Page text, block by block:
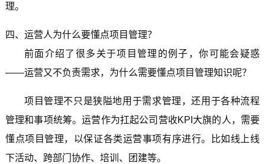
理。
四、运营人为什么要懂点项目管理？
前面介绍了很多关于项目管理的例子，你可能会疑惑
——运营又不负责需求，为什么需要懂点项目管理知识呢？
项目管理不只是狭隘地用于需求管理，还用于各种流程
管理和事项统筹。运营作为扛起公司营收KPI大旗的人，需要
懂点项目管理，以保证各类运营事项有序进行。比如线上线
下活动、跨部门协作、培训、团建等。